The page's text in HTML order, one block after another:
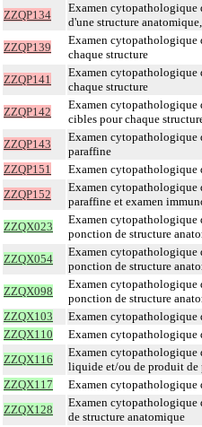
ZZQP134
Examen cytopathologique
d'une structure
ZZQP139
Examen cytopathologique
chaque structure
ZZQP141
Examen cytopathologique
chaque structure
ZZQP142
Examen cytopathologique
cibles pour chaque
ZZQP143
Examen cytopathologique
paraffine
ZZQP151 Examen cytopathologique
ZZQP152
Examen cytopathologique
paraffine et examen
ZZQX023
Examen cytopathologique
ponction de structure
ZZQX054
Examen cytopathologique
ponction de structure
ZZQX098
Examen cytopathologique
ponction de structure
ZZQX103 Examen cytopathologique
ZZQX110 Examen cytopathologique
ZZQX116
Examen cytopathologique
liquide et/ou de produit de
ZZQX117 Examen cytopathologique
ZZQX128
Examen cytopathologique
de structure anatomique